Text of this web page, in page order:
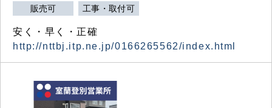
販売可 工事・取付可
安く・早く・正確
http://nttbj.itp.ne.jp/0166265562/index.html